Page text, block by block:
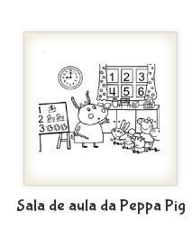
Sala de aula da Peppa Pig